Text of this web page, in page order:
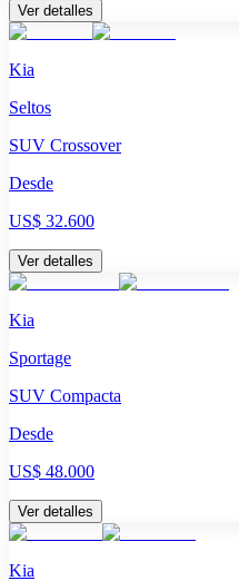
Ver detalles
Kia
Seltos
SUV Crossover
Desde
US$ 32.600
Ver detalles
Kia
Sportage
SUV Compacta
Desde
US$ 48.000
Ver detalles
Kia